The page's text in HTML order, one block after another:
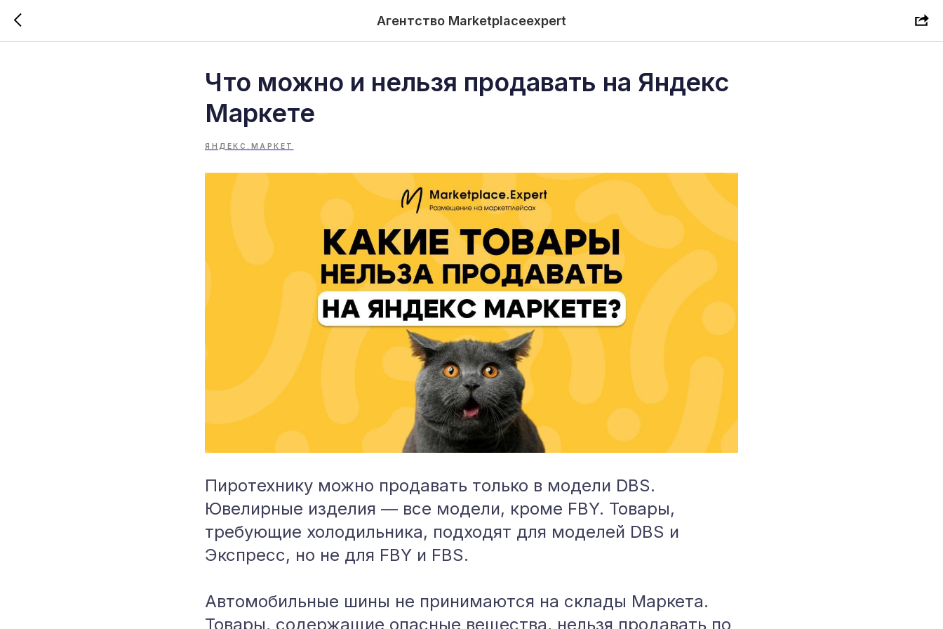
Агентство Marketplaceexpert
Что можно и нельзя продавать на Яндекс
Маркете
ЯНДЕКС.МАРКЕТ
Пиротехнику можно продавать только в модели DBS.
Ювелирные изделия — все модели, кроме FBY. Товары,
требующие холодильника, подходят для моделей DBS и
Экспресс, но не для FBY и FBS.
Автомобильные шины не принимаются на склады Маркета.
Товары, содержащие опасные вещества, нельзя продавать по